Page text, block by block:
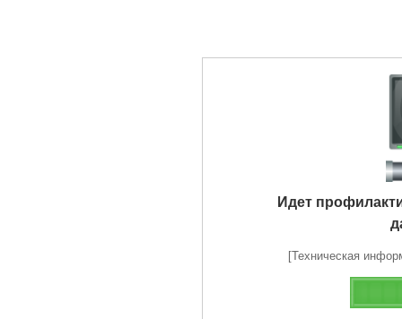
Идет
[Техническая